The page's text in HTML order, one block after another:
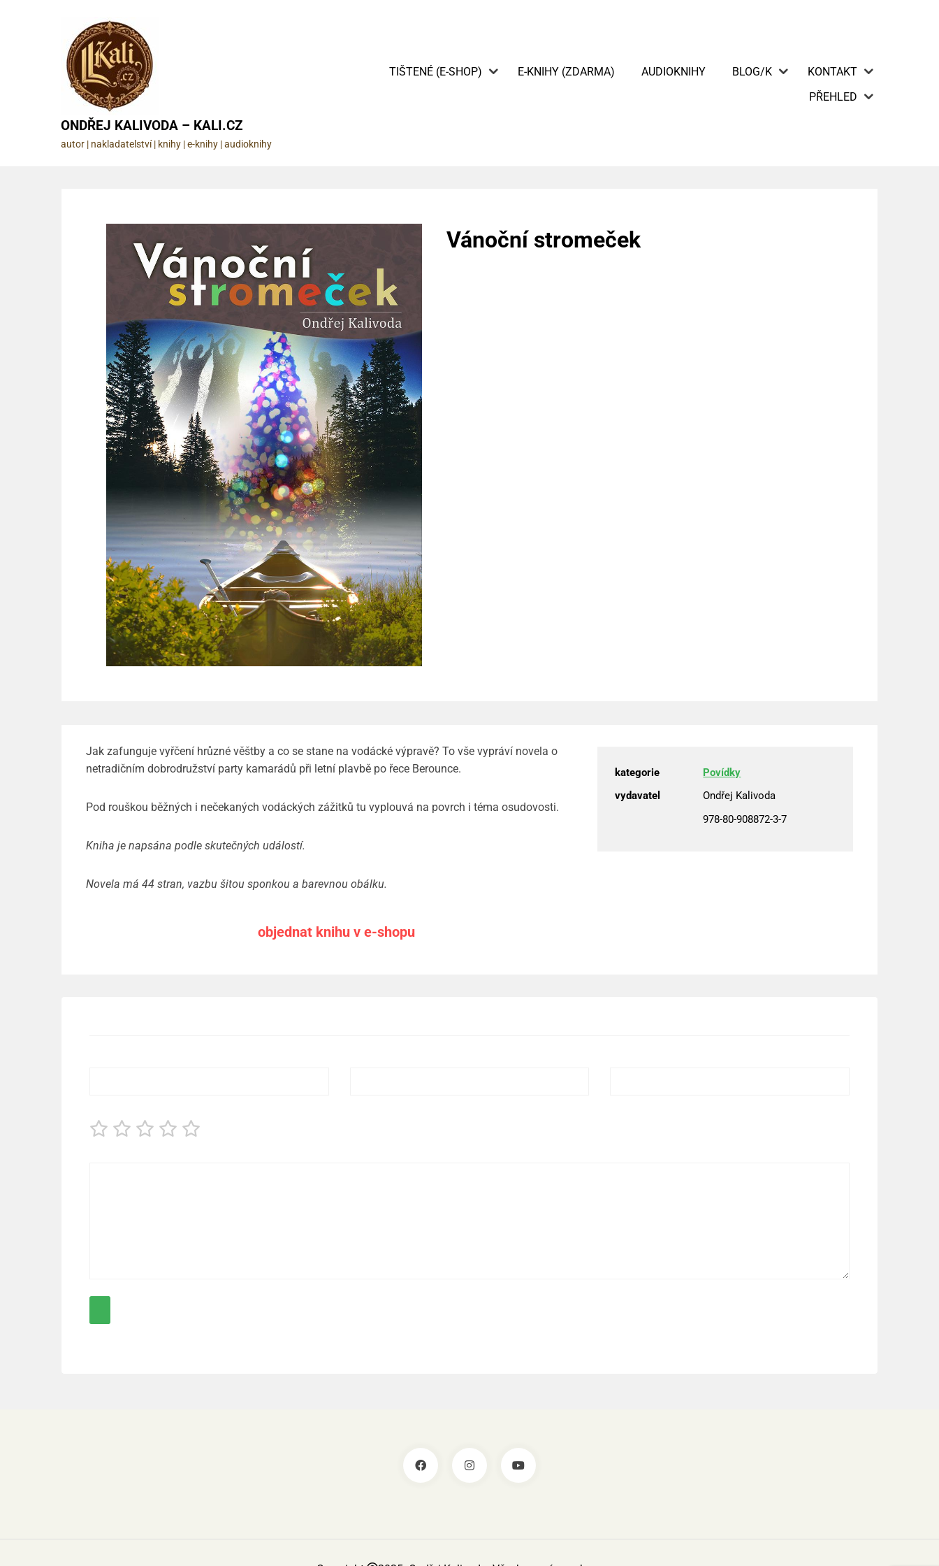
ONDŘEJ KALIVODA – KALI.CZ
autor | nakladatelství | knihy | e-knihy | audioknihy
TIŠTENÉ (E-SHOP) E-KNIHY (ZDARMA) AUDIOKNIHY BLOG/K
KONTAKT
PŘEHLED
Vánoční stromeček
Jak zafunguje vyřčení hrůzné věštby a co se stane na vodácké výpravě? To vše vypráví novela o
netradičním dobrodružství party kamarádů při letní plavbě po řece Berounce.
Pod rouškou běžných i nečekaných vodáckých zážitků tu vyplouvá na povrch i téma osudovosti.
Kniha je napsána podle skutečných událostí.
Novela má 44 stran, vazbu šitou sponkou a barevnou obálku.
objednat knihu v e-shopu
kategorie
Povídky
vydavatel
Ondřej Kalivoda
978-80-908872-3-7